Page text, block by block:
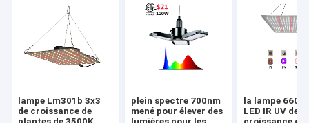
lampe Lm301b 3x3
de croissance de
plein spectre 700nm
mené pour élever des
la lampe
LED IR UV de